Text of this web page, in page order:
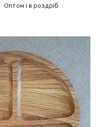
Оптом і в роздріб